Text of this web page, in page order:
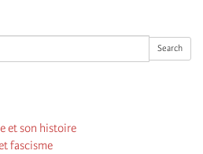
Search
et son histoire
fascisme